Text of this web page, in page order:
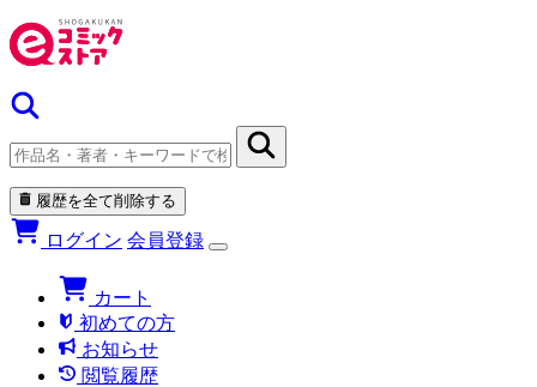
履歴を全て削除する
ログイン 会員登録
カート
初めての方
お知らせ
閲覧履歴